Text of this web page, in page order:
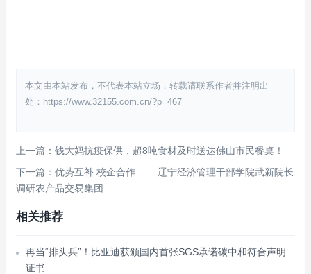
本文由本站发布，不代表本站立场，转载请联系作者并注明出
处：https://www.32155.com.cn/?p=467
上一篇：钱大妈抗疫保供，超8吨食材及时送达佛山市民餐桌！
下一篇：优势互补 校企合作 ——辽宁经济管理干部学院武新院长
调研农产品交易集团
相关推荐
再当“排头兵”！比亚迪获颁国内首张SGS承诺碳中和符合声明
证书